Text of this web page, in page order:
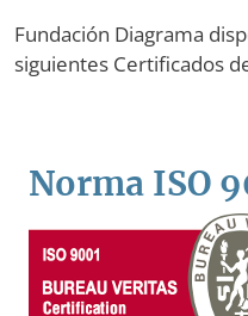
Fundación Diagrama
siguientes Certificados
Norma ISO